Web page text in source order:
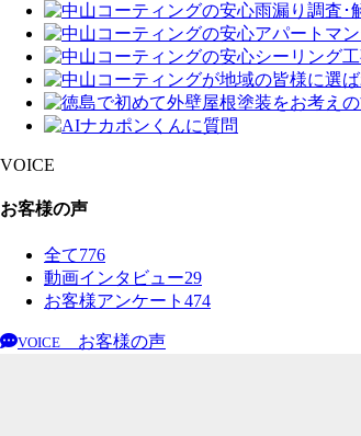
VOICE
お客様の声
全て776
動画インタビュー29
お客様アンケート 474
VOICE お客様の声